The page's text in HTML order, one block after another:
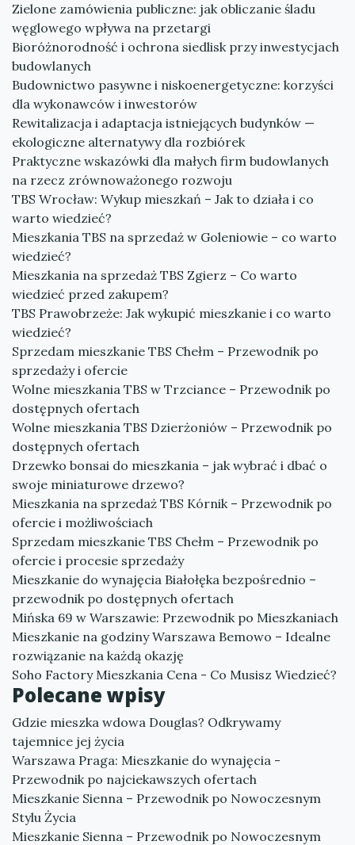
Zielone zamówienia publiczne: jak obliczanie śladu
węglowego wpływa na przetargi
Bioróżnorodność i ochrona siedlisk przy inwestycjach
budowlanych
Budownictwo pasywne i niskoenergetyczne: korzyści
dla wykonawców i inwestorów
Rewitalizacja i adaptacja istniejących budynków —
ekologiczne alternatywy dla rozbiórek
Praktyczne wskazówki dla małych firm budowlanych
na rzecz zrównoważonego rozwoju
TBS Wrocław: Wykup mieszkań – Jak to działa i co
warto wiedzieć?
Mieszkania TBS na sprzedaż w Goleniowie – co warto
wiedzieć?
Mieszkania na sprzedaż TBS Zgierz – Co warto
wiedzieć przed zakupem?
TBS Prawobrzeże: Jak wykupić mieszkanie i co warto
wiedzieć?
Sprzedam mieszkanie TBS Chełm – Przewodnik po
sprzedaży i ofercie
Wolne mieszkania TBS w Trzciance – Przewodnik po
dostępnych ofertach
Wolne mieszkania TBS Dzierżoniów – Przewodnik po
dostępnych ofertach
Drzewko bonsai do mieszkania – jak wybrać i dbać o
swoje miniaturowe drzewo?
Mieszkania na sprzedaż TBS Kórnik – Przewodnik po
ofercie i możliwościach
Sprzedam mieszkanie TBS Chełm – Przewodnik po
ofercie i procesie sprzedaży
Mieszkanie do wynajęcia Białołęka bezpośrednio –
przewodnik po dostępnych ofertach
Mińska 69 w Warszawie: Przewodnik po Mieszkaniach
Mieszkanie na godziny Warszawa Bemowo – Idealne
rozwiązanie na każdą okazję
Soho Factory Mieszkania Cena - Co Musisz Wiedzieć?
Polecane wpisy
Gdzie mieszka wdowa Douglas? Odkrywamy
tajemnice jej życia
Warszawa Praga: Mieszkanie do wynajęcia -
Przewodnik po najciekawszych ofertach
Mieszkanie Sienna – Przewodnik po Nowoczesnym
Stylu Życia
Mieszkanie Sienna – Przewodnik po Nowoczesnym